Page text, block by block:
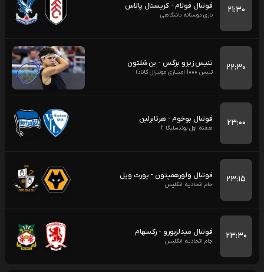
۲۱:۳۰ فوتبال فولام - کریستال پالاس
بازی دوستانه باشگاهی
۲۲:۳۰ تنیس زیزو برگس - بن شلتون
تنیس 1000 امتیازی مونترال کانادا
۲۳:۰۰ فوتبال بوخوم - هرتابرلین
هفته اول بوندسلیگا 2
۲۳:۱۵ فوتبال ولورهمپتون - پورت ویل
جام اتحادیه انگلیس
۲۳:۳۰ فوتبال میدلزبورو - رکسهام
جام اتحادیه انگلیس